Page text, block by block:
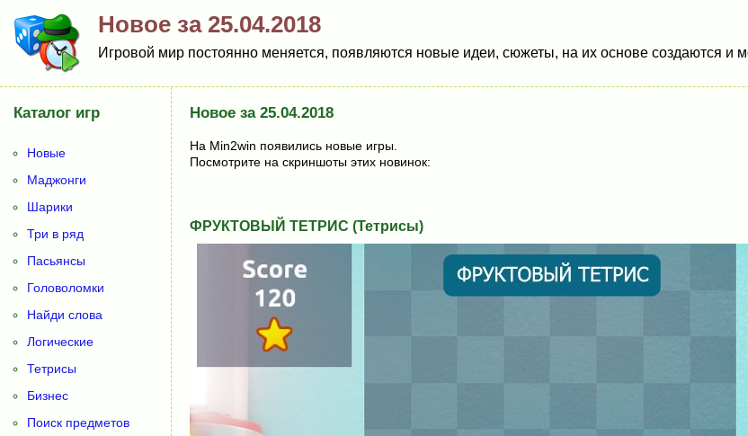
Новое за 25.04.2018
Игровой мир постоянно меняется, появляются новые идеи, сюжеты, на их основе создаются и
Новое за 25.04.2018
На Min2win появились новые игры.
Посмотрите на скриншоты этих новинок:
ФРУКТОВЫЙ ТЕТРИС (Тетрисы)
Каталог игр
Новые
Маджонги
Шарики
Три в ряд
Пасьянсы
Головоломки
Найди слова
Логические
Тетрисы
Бизнес
Поиск предметов